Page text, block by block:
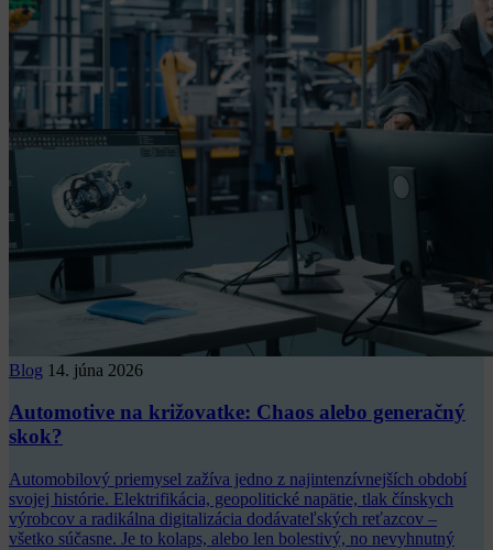
Blog 14. júna 2026
Automotive na križovatke: Chaos alebo generačný
skok?
Automobilový priemysel zažíva jedno z najintenzívnejších období
svojej histórie. Elektrifikácia, geopolitické napätie, tlak čínskych
výrobcov a radikálna digitalizácia dodávateľských reťazcov –
všetko súčasne. Je to kolaps, alebo len bolestivý, no nevyhnutný